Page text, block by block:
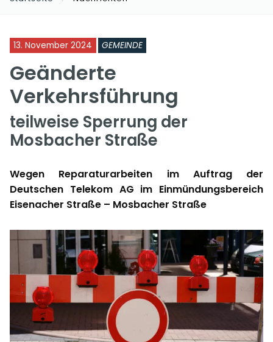
13. November 2024 GEMEINDE
Geänderte
Verkehrsführung
teilweise Sperrung der
Mosbacher Straße
Wegen Reparaturarbeiten im Auftrag der
Deutschen Telekom AG im Einmündungsbereich
Eisenacher Straße – Mosbacher Straße